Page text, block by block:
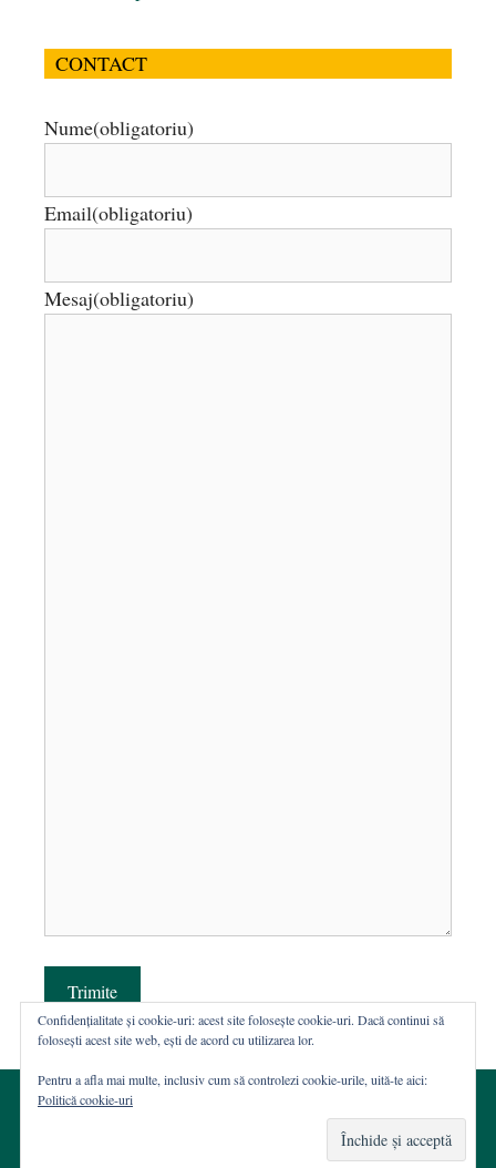
CONTACT
Nume(obligatoriu)
Email(obligatoriu)
Mesaj(obligatoriu)
Trimite
Web hosting şi dezvoltare Wordpress:Casa de WEB
Confidențialitate și cookie-uri: acest site folosește cookie-uri. Dacă continui să
folosești acest site web, ești de acord cu utilizarea lor.
Pentru a afla mai multe, inclusiv cum să controlezi cookie-urile, uită-te aici:
Politică cookie-uri